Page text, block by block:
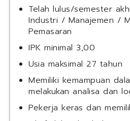
Telah lulus/semester
Industri / Manajemen /
Pemasaran
IPK minimal 3,00
Usia maksimal 27 tahun
Memiliki kemampuan
melakukan analisa dan
Pekerja keras dan